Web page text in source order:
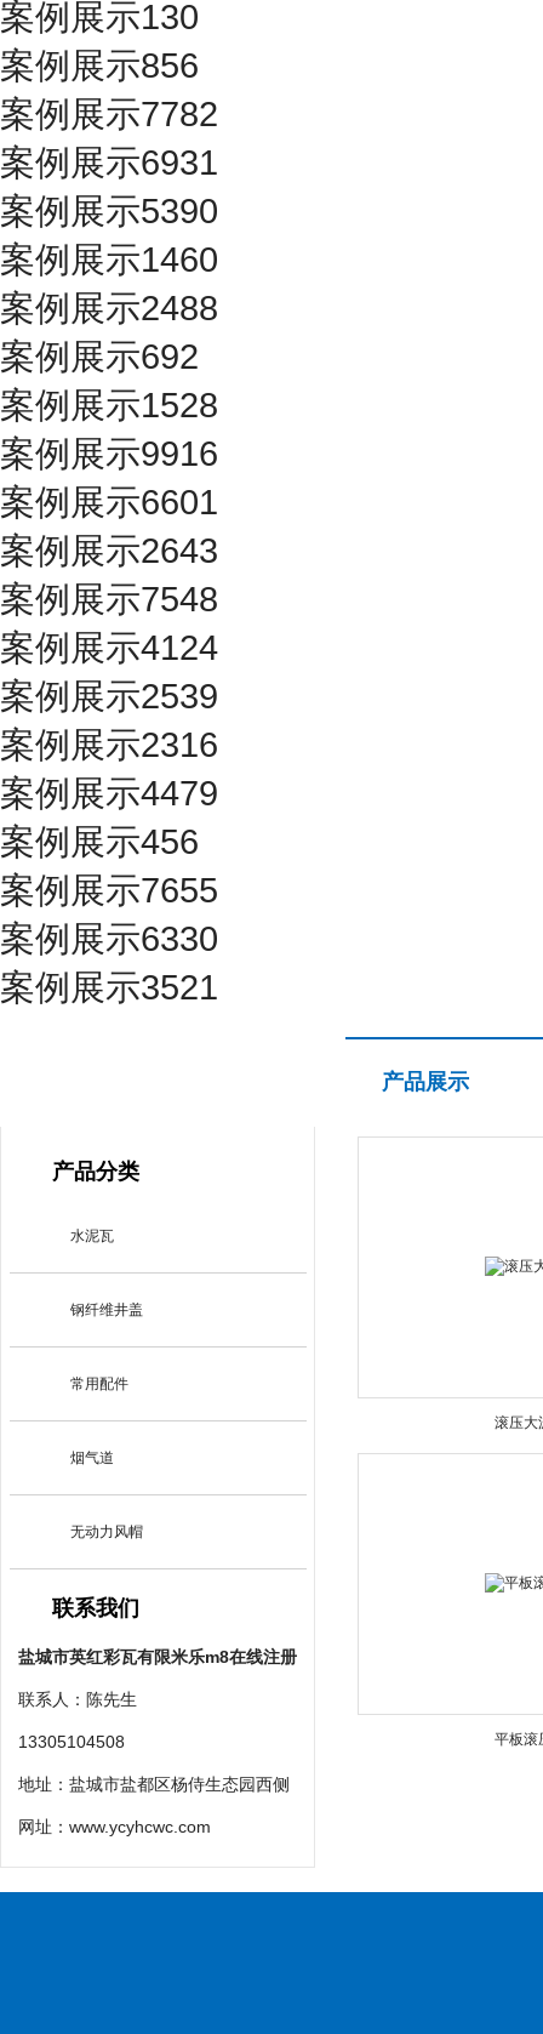
案例展示130
案例展示856
案例展示7782
案例展示6931
案例展示5390
案例展示1460
案例展示2488
案例展示692
案例展示1528
案例展示9916
案例展示6601
案例展示2643
案例展示7548
案例展示4124
案例展示2539
案例展示2316
案例展示4479
案例展示456
案例展示7655
案例展示6330
案例展示3521
产品分类
水泥瓦
钢纤维井盖
常用配件
烟气道
无动力风帽
联系我们
盐城市英红彩瓦有限米乐m8在线注册
联系人：陈先生
13305104508
地址：盐城市盐都区杨侍生态园西侧
网址： www.ycyhcwc.com
产品展示
滚压大
平板滚